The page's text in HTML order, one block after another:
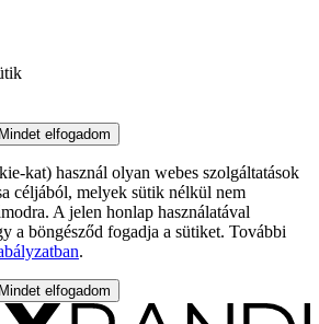
Mindet elfogadom
kat) használ olyan webes szolgáltatások
céljából, melyek sütik nélkül nem
A jelen honlap használatával
a böngésződ fogadja a sütiket. További
.
Mindet elfogadom